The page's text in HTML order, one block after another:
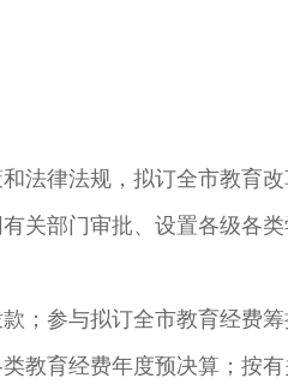
律法规，拟订全市教育改
部门审批、设置各级各
参与拟订全市教育经费
教育经费年度预决算；按